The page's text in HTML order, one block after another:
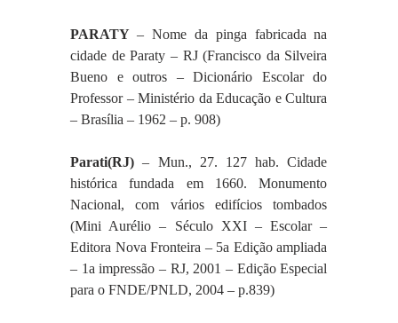
PARATY – Nome da pinga fabricada na
cidade de Paraty – RJ (Francisco da Silveira
Bueno e outros – Dicionário Escolar do
Professor – Ministério da Educação e Cultura
– Brasília – 1962 – p. 908)
Parati(RJ) – Mun., 27. 127 hab. Cidade
histórica fundada em 1660. Monumento
Nacional, com vários edifícios tombados
(Mini Aurélio – Século XXI – Escolar –
Editora Nova Fronteira – 5a Edição ampliada
– ­1a impressão – RJ, 2001 – Edição Especial
para o FNDE/PNLD, 2004 – p.839)